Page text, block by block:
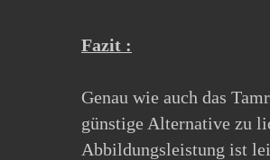
Fazit :
Genau wie auch das
günstige Alternative zu
Abbildungsleistung ist